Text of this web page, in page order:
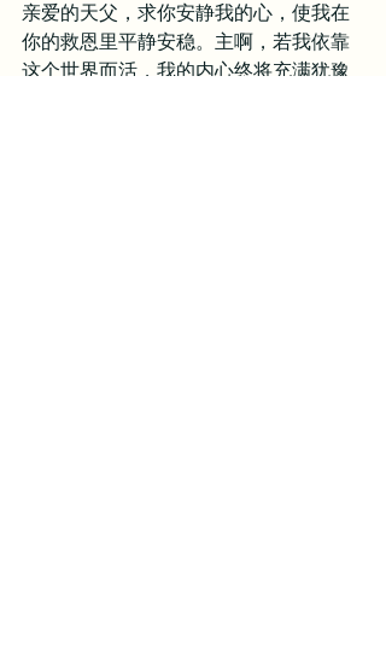
亲爱的天父，求你安静我的心，使我在
你的救恩里平静安稳。主啊，若我依靠
这个世界而活，我的内心终将充满犹豫